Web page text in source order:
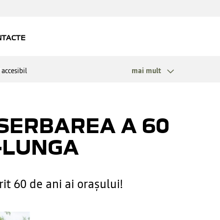
mai mult
A 60
60 de ani ai orașului!